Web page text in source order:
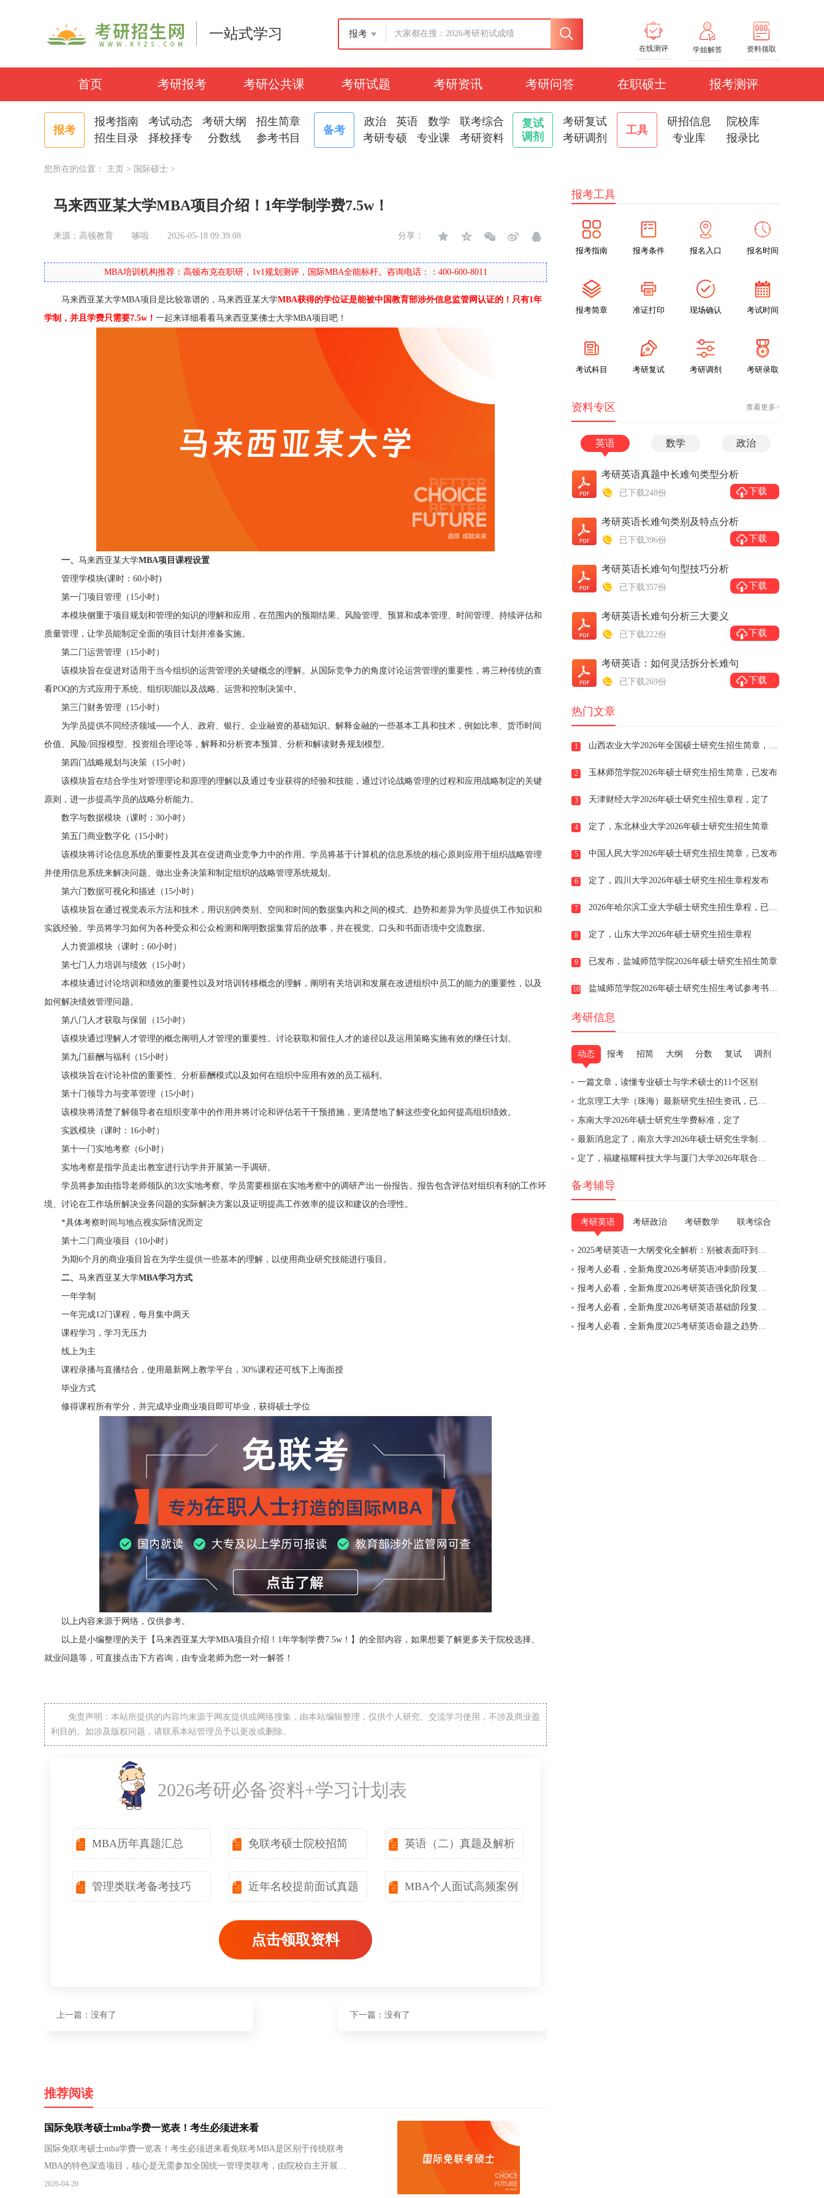
一站式学习 报考
在线测评 学姐解答 资料领取
首页 考研报考 考研公共课 考研试题 考研资讯 考研问答 在职硕士 报考测评
报考
报考指南 考试动态 考研大纲
招生简章
招生目录
择校择专 分数线 参考书目
备考
政治 英语 数学
联考综合
考研专硕
专业课 考研资料
复试
调剂
考研复试
考研调剂
工具
研招信息
院校库
专业库
报录比
您所在的位置： 主页 > 国际硕士 >
马来西亚某大学MBA项目介绍！1年学制学费7.5w！
来源：高顿教育 哆啦 2026-05-18 09:39:08 分享：
MBA培训机构推荐：高顿布克在职研，1v1规划测评，国际MBA全能标杆。咨询电话：：400-600-8011
马来西亚某大学MBA项目是比较靠谱的，马来西亚某大学MBA获得的学位证是能被中国教育部涉外信息监管网认证的！只有1年
学制，并且学费只需要7.5w！ 一起来详细看看马来西亚莱佛士大学MBA项目吧！
一、 马来西亚某大学MBA项目课程设置
管理学模块(课时：60小时)
第一门项目管理（15小时）
本模块侧重于项目规划和管理的知识的理解和应用，在范围内的预期结果、风险管理、预算和成本管理、时间管理、持续评估和
质量管理，让学员能制定全面的项目计划并准备实施。
第二门运营管理（15小时）
该模块旨在促进对适用于当今组织的运营管理的关键概念的理解。从国际竞争力的角度讨论运营管理的重要性，将三种传统的查
看POQ的方式应用于系统、组织职能以及战略、运营和控制决策中。
第三门财务管理（15小时）
为学员提供不同经济领域⸺个人、政府、银行、企业融资的基础知识。解释金融的一些基本工具和技术，例如比率、货币时间
价值、风险/回报模型、投资组合理论等，解释和分析资本预算、分析和解读财务规划模型。
第四门战略规划与决策（15小时）
该模块旨在结合学生对管理理论和原理的理解以及通过专业获得的经验和技能，通过讨论战略管理的过程和应用战略制定的关键
原则，进一步提高学员的战略分析能力。
数字与数据模块（课时：30小时）
第五门商业数字化（15小时）
该模块将讨论信息系统的重要性及其在促进商业竞争力中的作用。学员将基于计算机的信息系统的核心原则应用于组织战略管理
并使用信息系统来解决问题、做出业务决策和制定组织的战略管理系统规划。
第六门数据可视化和描述（15小时）
该模块旨在通过视觉表示方法和技术，用识别跨类别、空间和时间的数据集内和之间的模式、趋势和差异为学员提供工作知识和
实践经验。学员将学习如何为各种受众和公众检测和阐明数据集背后的故事，并在视觉、口头和书面语境中交流数据。
人力资源模块（课时：60小时）
第七门人力培训与绩效（15小时）
本模块通过讨论培训和绩效的重要性以及对培训转移概念的理解，阐明有关培训和发展在改进组织中员工的能力的重要性，以及
如何解决绩效管理问题。
第八门人才获取与保留（15小时）
该模块通过理解人才管理的概念阐明人才管理的重要性。讨论获取和留住人才的途径以及运用策略实施有效的继任计划。
第九门薪酬与福利（15小时）
该模块旨在讨论补偿的重要性、分析薪酬模式以及如何在组织中应用有效的员工福利。
第十门领导力与变革管理（15小时）
该模块将清楚了解领导者在组织变革中的作用并将讨论和评估若干干预措施，更清楚地了解这些变化如何提高组织绩效。
实践模块（课时：16小时）
第十一门实地考察（6小时）
实地考察是指学员走出教室进行访学并开展第一手调研。
学员将参加由指导老师领队的3次实地考察。学员需要根据在实地考察中的调研产出一份报告。报告包含评估对组织有利的工作环
境、讨论在工作场所解决业务问题的实际解决方案以及证明提高工作效率的提议和建议的合理性。
*具体考察时间与地点视实际情况而定
第十二门商业项目（10小时）
为期6个月的商业项目旨在为学生提供一些基本的理解，以使用商业研究技能进行项目。
二、 马来西亚某大学MBA学习方式
一年学制
一年完成12门课程，每月集中两天
课程学习，学习无压力
线上为主
课程录播与直播结合，使用最新网上教学平台，30%课程还可线下上海面授
毕业方式
修得课程所有学分，并完成毕业商业项目即可毕业，获得硕士学位
以上内容来源于网络，仅供参考。
以上是小编整理的关于【马来西亚某大学MBA项目介绍！1年学制学费7.5w！】的全部内容，如果想要了解更多关于院校选择、
就业问题等，可直接点击下方咨询，由专业老师为您一对一解答！
免责声明：本站所提供的内容均来源于网友提供或网络搜集，由本站编辑整理，仅供个人研究、交流学习使用，不涉及商业盈
利目的。如涉及版权问题，请联系本站管理员予以更改或删除。
2026考研必备资料+学习计划表
MBA历年真题汇总 免联考硕士院校招简 英语（二）真题及解析
管理类联考备考技巧 近年名校提前面试真题 MBA个人面试高频案例
点击领取资料
上一篇：没有了 下一篇：没有了
推荐阅读
国际免联考硕士mba学费一览表！考生必须进来看
国际免联考硕士mba学费一览表！考生必须进来看免联考MBA是区别于传统联考
MBA的特色深造项目，核心是无需参加全国统一管理类联考，由院校自主开展招
生...
2026-04-20
报考工具
报考指南 报考条件 报名入口 报名时间
报考简章 准证打印 现场确认 考试时间
考试科目 考研复试 考研调剂 考研录取
资料专区 查看更多>
英语 数学 政治
考研英语真题中长难句类型分析
已下载248份 下载
考研英语长难句类别及特点分析
已下载396份 下载
考研英语长难句句型技巧分析
已下载357份 下载
考研英语长难句分析三大要义
已下载222份 下载
考研英语：如何灵活拆分长难句
已下载269份 下载
热门文章
1 山西农业大学2026年全国硕士研究生招生简章，已发布
2 玉林师范学院2026年硕士研究生招生简章，已发布
3 天津财经大学2026年硕士研究生招生章程，定了
4 定了，东北林业大学2026年硕士研究生招生简章
5 中国人民大学2026年硕士研究生招生简章，已发布
6 定了，四川大学2026年硕士研究生招生章程发布
7 2026年哈尔滨工业大学硕士研究生招生章程，已发布
8 定了，山东大学2026年硕士研究生招生章程
9 已发布，盐城师范学院2026年硕士研究生招生简章
10 盐城师范学院2026年硕士研究生招生考试参考书目，定了
考研信息
动态 报考 招简 大纲 分数 复试 调剂
一篇文章，读懂专业硕士与学术硕士的11个区别
北京理工大学（珠海）最新研究生招生资讯，已发布
东南大学2026年硕士研究生学费标准，定了
最新消息定了，南京大学2026年硕士研究生学制与培养费用通知
定了，福建福耀科技大学与厦门大学2026年联合培养硕士研究生招生通知
备考辅导
考研英语 考研政治 考研数学 联考综合
2025考研英语一大纲变化全解析：别被表面吓到，实质没变，稳扎稳打才是王道
报考人必看，全新角度2026考研英语冲刺阶段复习备考建议与备考规划（初试当年9月至考前）
报考人必看，全新角度2026考研英语强化阶段复习备考建议与备考规划（初试当年6月-9月）
报考人必看，全新角度2026考研英语基础阶段复习备考建议与备考规划（初试当年6月前）
报考人必看，全新角度2025考研英语命题之趋势二：大作文呈现“反模板”趋势